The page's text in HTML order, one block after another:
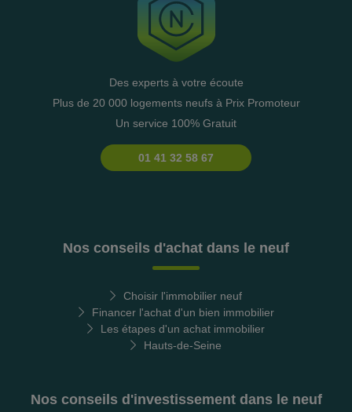
Des experts à votre écoute
Plus de 20 000 logements neufs à Prix Promoteur
Un service 100% Gratuit
01 41 32 58 67
Nos conseils d'achat dans le neuf
Choisir l'immobilier neuf
Financer l'achat d'un bien immobilier
Les étapes d'un achat immobilier
Hauts-de-Seine
Nos conseils d'investissement dans le neuf